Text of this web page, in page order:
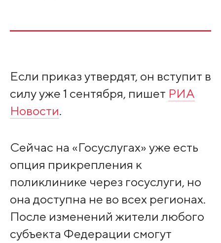
Если приказ утвердят, он вступит в
силу уже 1 сентября, пишет РИА
Новости.
Сейчас на «Госуслугах» уже есть
опция прикрепления к
поликлинике через госуслуги, но
она доступна не во всех регионах.
После изменений жители любого
субъекта Федерации смогут